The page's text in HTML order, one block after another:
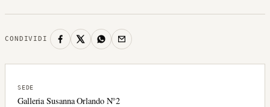
CONDIVIDI
SEDE
Galleria Susanna Orlando N°2